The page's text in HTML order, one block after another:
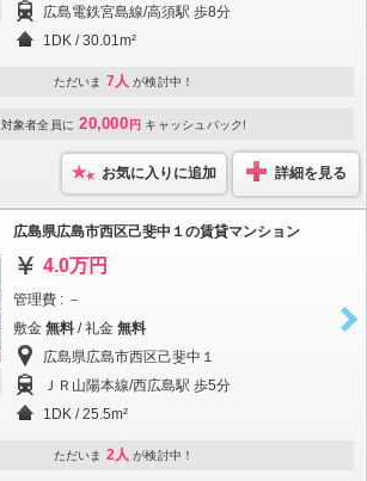
広島電鉄宮島線/高須駅 歩8分
1DK / 30.01m²
ただいま 7人 が検討中！
対象者全員に 20,000 円 キャッシュバック!
お気に入りに追加 詳細を見る
広島県広島市西区己斐中１の賃貸マンション
4.0万円
管理費 : －
敷金 無料 / 礼金 無料
広島県広島市西区己斐中１
ＪＲ山陽本線/西広島駅 歩5分
1DK / 25.5m²
ただいま 2人 が検討中！